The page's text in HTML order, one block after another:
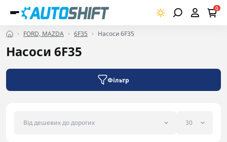
0
FORD, MAZDA 6F35 Насоси 6F35
Насоси 6F35
Фільтр